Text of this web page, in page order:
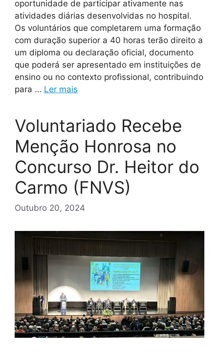
oportunidade de participar ativamente nas
atividades diárias desenvolvidas no hospital.
Os voluntários que completarem uma formação
com duração superior a 40 horas terão direito a
um diploma ou declaração oficial, documento
que poderá ser apresentado em instituições de
ensino ou no contexto profissional, contribuindo
para … Ler mais
Voluntariado Recebe
Menção Honrosa no
Concurso Dr. Heitor do
Carmo (FNVS)
Outubro 20, 2024